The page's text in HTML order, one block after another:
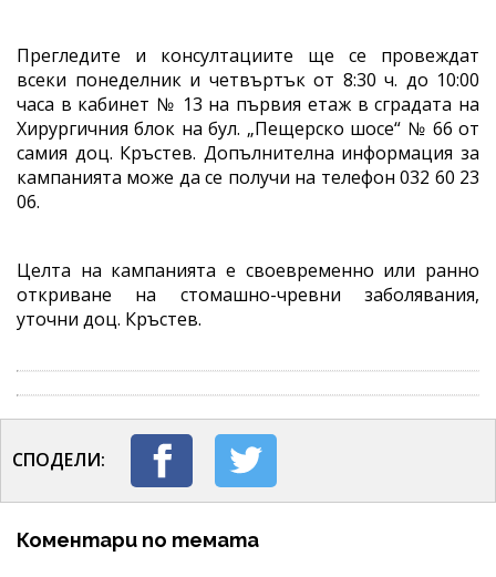
Прегледите и консултациите ще се провеждат
всеки понеделник и четвъртък от 8:30 ч. до 10:00
часа в кабинет № 13 на първия етаж в сградата на
Хирургичния блок на бул. „Пещерско шосе“ № 66 от
самия доц. Кръстев. Допълнителна информация за
кампанията може да се получи на телефон 032 60 23
06.
Целта на кампанията е своевременно или ранно
откриване на стомашно-чревни заболявания,
уточни доц. Кръстев.
СПОДЕЛИ:
Коментари по темата